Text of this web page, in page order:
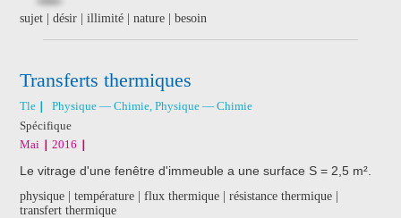
sujet | désir | illimité | nature | besoin
Transferts thermiques
Tle
Physique — Chimie, Physique — Chimie
Spécifique
Mai
2016
Le vitrage d'une fenêtre d'immeuble a une surface S = 2,5 m².
physique | température | flux thermique | résistance thermique |
transfert thermique